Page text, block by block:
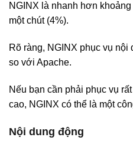
NGINX là nhanh hơn
một chút (4%).
Rõ ràng, NGINX phục vụ
so với Apache.
Nếu bạn cần phải phục vụ
cao, NGINX có thể là một
Nội dung động